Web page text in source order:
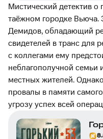
Мистический детектив
таёжном городке Вьюча.
Демидов, обладающий
свидетелей в транс для
с коллегами ему
неблагополучной семьи
местных жителей.
провалы в памяти
угрозу успех всей